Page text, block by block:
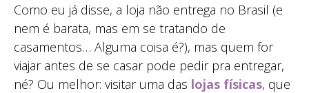
Como eu já disse, a loja não entrega no Brasil (e
nem é barata, mas em se tratando de
casamentos… Alguma coisa é?), mas quem for
viajar antes de se casar pode pedir pra entregar,
né? Ou melhor: visitar uma das lojas físicas, que